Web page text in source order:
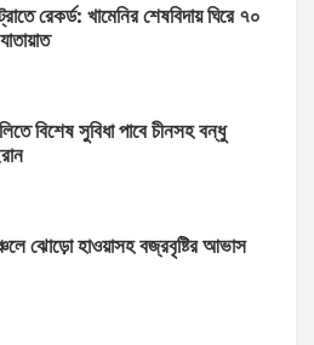
রেকর্ড: খামেনির শেষবিদায় ঘিরে ৭০
বিশেষ সুবিধা পাবে চীনসহ বন্ধু
ঝোড়ো হাওয়াসহ বজ্রবৃষ্টির আভাস